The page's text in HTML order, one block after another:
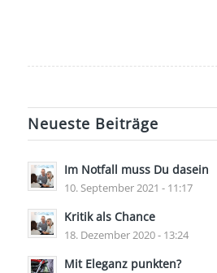
Neueste Beiträge
Im Notfall muss Du dasein
10. September 2021 - 11:17
Kritik als Chance
18. Dezember 2020 - 13:24
Mit Eleganz punkten?